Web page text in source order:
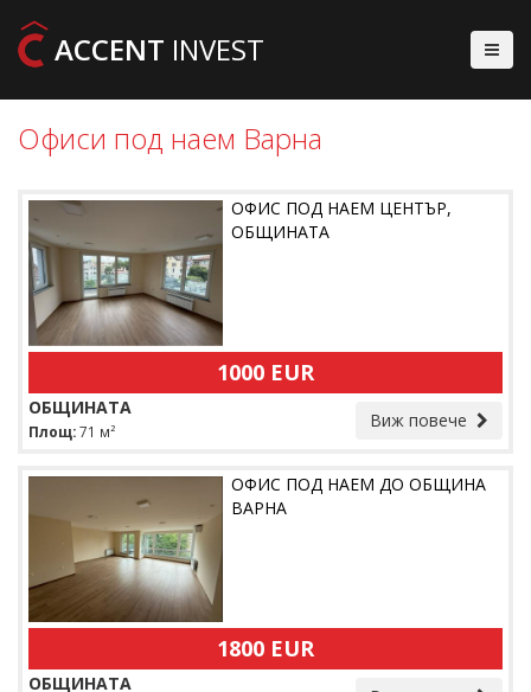
ACCENT INVEST
Офиси под наем Варна
ОФИС ПОД НАЕМ ЦЕНТЪР,
ОБЩИНАТА
1000 EUR
Виж повече
ОБЩИНАТА
Площ:71 м²
ОФИС ПОД НАЕМ ДО ОБЩИНА
ВАРНА
1800 EUR
ОБЩИНАТА